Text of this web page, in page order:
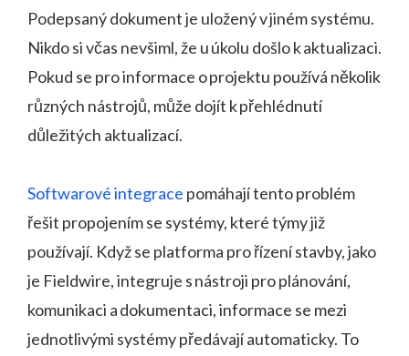
Podepsaný dokument je uložený v jiném systému.
Nikdo si včas nevšiml, že u úkolu došlo k aktualizaci.
Pokud se pro informace o projektu používá několik
různých nástrojů, může dojít k přehlédnutí
důležitých aktualizací.
Softwarové integrace pomáhají tento problém
řešit propojením se systémy, které týmy již
používají. Když se platforma pro řízení stavby, jako
je Fieldwire, integruje s nástroji pro plánování,
komunikaci a dokumentaci, informace se mezi
jednotlivými systémy předávají automaticky. To